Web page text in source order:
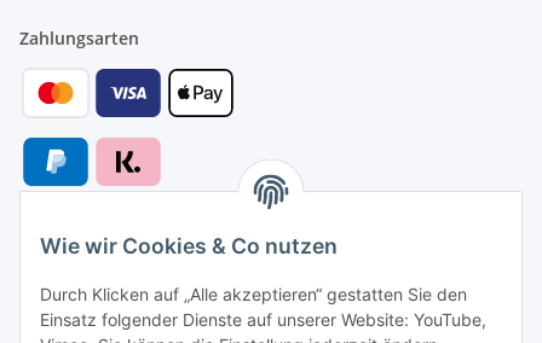
Zahlungsarten
Versandarten
Wie wir Cookies & Co nutzen
Durch Klicken auf „Alle akzeptieren“ gestatten Sie den
Einsatz folgender Dienste auf unserer Website: YouTube,